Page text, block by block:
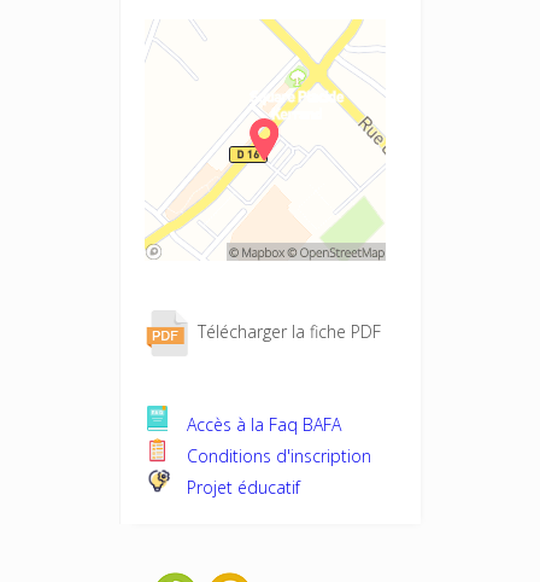
Télécharger la fiche PDF
Accès à la Faq BAFA
Conditions d'inscription
Projet éducatif